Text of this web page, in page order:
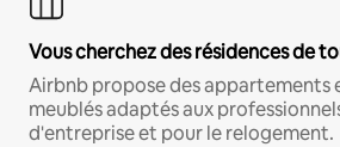
Vous cherchez des résidences de
Airbnb propose des appartements
meublés adaptés aux
d'entreprise et pour le relogement.